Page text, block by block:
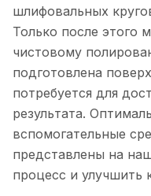
шлифовальных
Только после этого
чистовому
подготовлена
потребуется для
результата.
вспомогательные
представлены на
процесс и улучшить